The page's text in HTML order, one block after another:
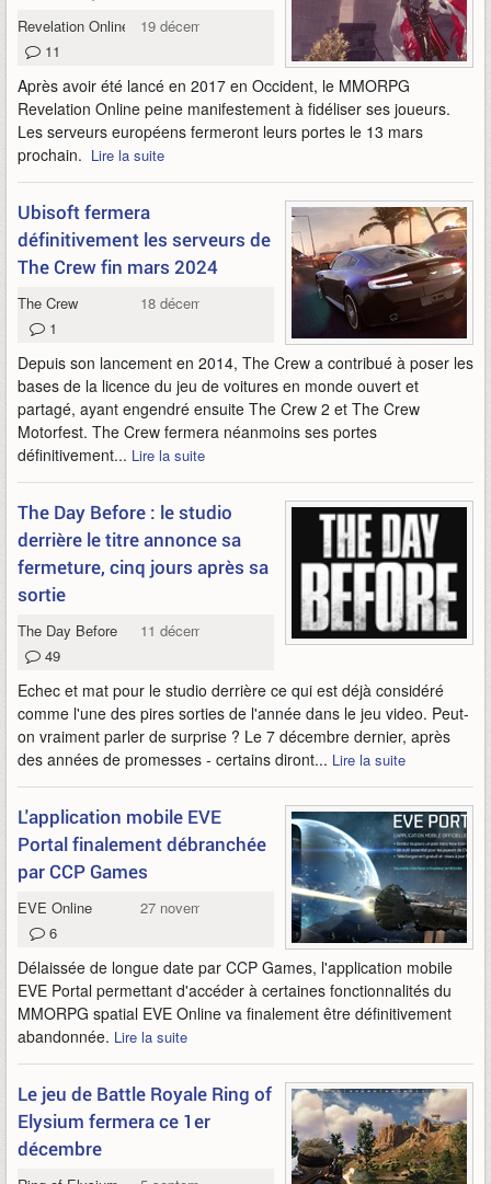
Revelation Online
19 décembre 2023
11
Après avoir été lancé en 2017 en Occident, le MMORPG
Revelation Online peine manifestement à fidéliser ses joueurs.
Les serveurs européens fermeront leurs portes le 13 mars
prochain. Lire la suite
Ubisoft fermera
définitivement les serveurs de
The Crew fin mars 2024
The Crew
18 décembre 2023
1
Depuis son lancement en 2014, The Crew a contribué à poser les
bases de la licence du jeu de voitures en monde ouvert et
partagé, ayant engendré ensuite The Crew 2 et The Crew
Motorfest. The Crew fermera néanmoins ses portes
définitivement... Lire la suite
The Day Before : le studio
derrière le titre annonce sa
fermeture, cinq jours après sa
sortie
The Day Before
11 décembre 2023
49
Echec et mat pour le studio derrière ce qui est déjà considéré
comme l'une des pires sorties de l'année dans le jeu video. Peut-
on vraiment parler de surprise ? Le 7 décembre dernier, après
des années de promesses - certains diront... Lire la suite
L'application mobile EVE
Portal finalement débranchée
par CCP Games
EVE Online
27 novembre 2023
6
Délaissée de longue date par CCP Games, l'application mobile
EVE Portal permettant d'accéder à certaines fonctionnalités du
MMORPG spatial EVE Online va finalement être définitivement
abandonnée. Lire la suite
Le jeu de Battle Royale Ring of
Elysium fermera ce 1er
décembre